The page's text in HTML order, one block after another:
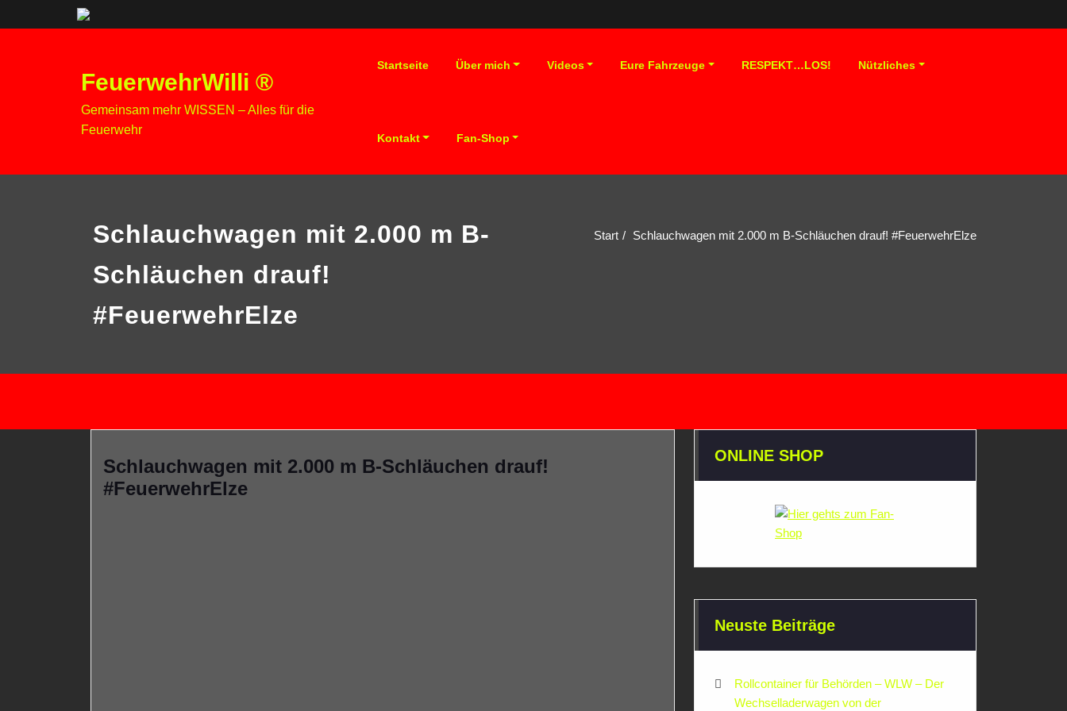
FeuerwehrWilli ®
Gemeinsam mehr WISSEN – Alles für die
Feuerwehr
Startseite Über mich Videos Eure Fahrzeuge RESPEKT…LOS! Nützliches
Kontakt Fan-Shop
Schlauchwagen mit 2.000 m B-
Schläuchen drauf!
#FeuerwehrElze
Start Schlauchwagen mit 2.000 m B-Schläuchen drauf! #FeuerwehrElze
Schlauchwagen mit 2.000 m B-Schläuchen drauf!
#FeuerwehrElze
ONLINE SHOP
Neuste Beiträge
Rollcontainer für Behörden – WLW – Der
Wechselladerwagen von der